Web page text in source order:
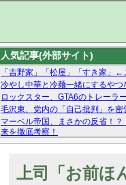
人気記事(外部サイト)
「吉野家」「松屋」「すき家」
冷やし中華と冷麺一緒にするやつ
ロックスター、GTA6のトレーラ
毛沢東、党内の「自己批判」を
マーベル帝国、まさかの反省！
来を徹底考察！
【モー娘。石田亜佑美】ファー
上司「お前ほ